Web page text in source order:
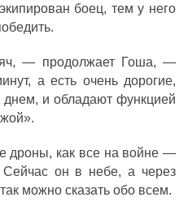
боец, тем у него
— продолжает Гоша, —
а есть очень дорогие,
днем, и обладают функцией
дроны, как все на войне —
он в небе, а через
можно сказать обо всем.